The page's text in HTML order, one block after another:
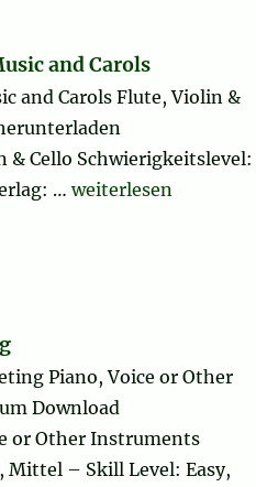
and Carols
and Carols Flute, Violin &
Cello Schwierigkeitslevel:
…„Christmas Sheet
weiterlesen
Piano, Voice or Other
Download
or Other Instruments
Mittel – Skill Level: Easy,